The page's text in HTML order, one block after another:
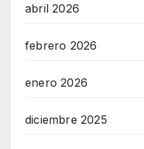
abril 2026
febrero 2026
enero 2026
diciembre 2025